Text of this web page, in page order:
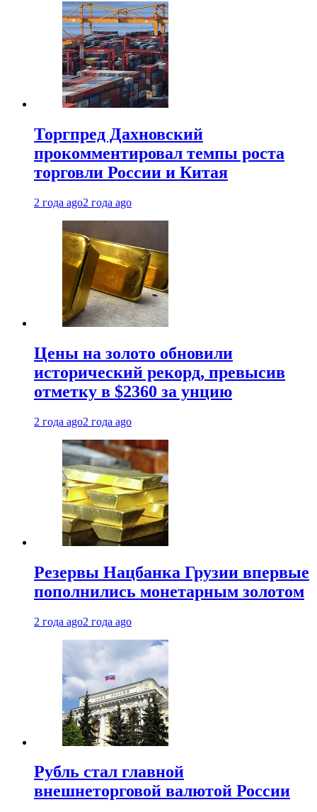
Торгпред Дахновский
прокомментировал темпы роста
торговли России и Китая
2 года ago2 года ago
Цены на золото обновили
исторический рекорд, превысив
отметку в $2360 за унцию
2 года ago2 года ago
Резервы Нацбанка Грузии впервые
пополнились монетарным золотом
2 года ago2 года ago
Рубль стал главной
внешнеторговой валютой России